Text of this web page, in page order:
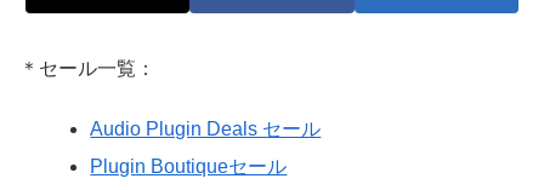
＊セール一覧：
Audio Plugin Deals セール
Plugin Boutiqueセール